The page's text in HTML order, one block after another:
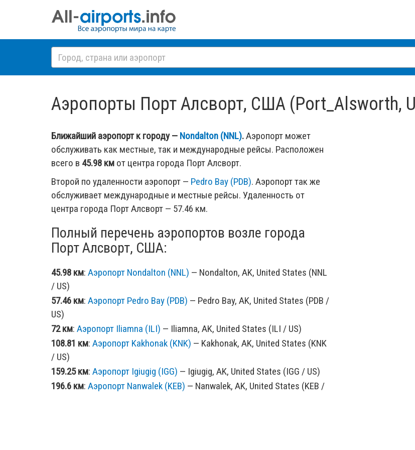
Аэропорты Порт Алсворт, США (Port_Alsworth,
Ближайший аэропорт к городу — Nondalton (NNL).Аэропорт может
обслуживать как местные, так и международные рейсы. Расположен
всего в 45.98 км от центра города Порт Алсворт.
Второй по удаленности аэропорт — Pedro Bay (PDB). Аэропорт так же
обслуживает международные и местные рейсы. Удаленность от
центра города Порт Алсворт — 57.46 км.
Полный перечень аэропортов возле города
Порт Алсворт, США:
45.98 км: Аэропорт Nondalton (NNL) — Nondalton, AK, United States (NNL
/ US)
57.46 км: Аэропорт Pedro Bay (PDB) — Pedro Bay, AK, United States (PDB /
US)
72 км: Аэропорт Iliamna (ILI) — Iliamna, AK, United States (ILI / US)
108.81 км: Аэропорт Kakhonak (KNK) — Kakhonak, AK, United States (KNK
/ US)
159.25 км: Аэропорт Igiugig (IGG) — Igiugig, AK, United States (IGG / US)
196.6 км: Аэропорт Nanwalek (KEB) — Nanwalek, AK, United States (KEB /